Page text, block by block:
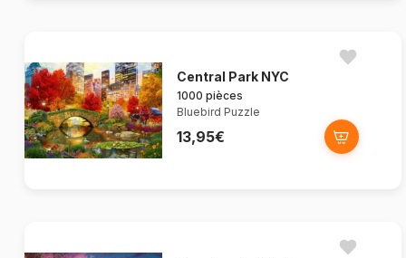
Central Park NYC
1000 pièces
Bluebird Puzzle
13,95€